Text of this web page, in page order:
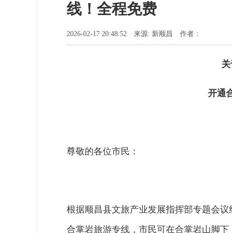
线！全程免费
2026-02-17 20:48:52 来源: 新顺昌 作者：
开通
尊敬的各位市民：
根据顺昌县文旅产业发展指挥部专题会
合掌岩旅游专线，市民可在合掌岩山脚